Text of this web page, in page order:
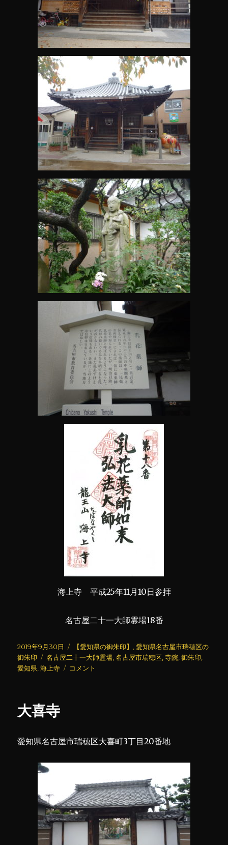
海上寺 平成25年11月10日参拝
名古屋二十一大師霊場18番
投
稿
日:
2019年9月30日
カ
テ
ゴ
【愛知県の御朱印】 ,愛知県名古屋市瑞穂区の
御朱印
タ
グ
名古屋二十一大師霊場 ,名古屋市瑞穂区 ,寺院 ,御朱印
愛知県 ,海上寺
海
コメント
大喜寺
愛知県名古屋市瑞穂区大喜町3丁目20番地